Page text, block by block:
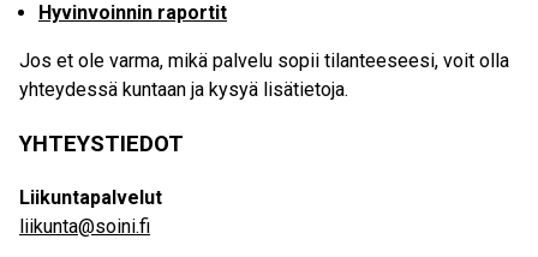
Hyvinvoinnin raportit
Jos et ole varma, mikä palvelu sopii tilanteeseesi, voit olla
yhteydessä kuntaan ja kysyä lisätietoja.
YHTEYSTIEDOT
Liikuntapalvelut
liikunta@soini.fi